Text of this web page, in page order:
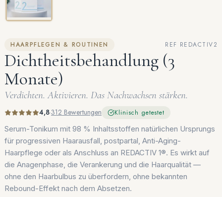
HAARPFLEGEN & ROUTINEN REF REDACTIV2
Dichtheitsbehandlung (3
Monate)
Verdichten. Aktivieren. Das Nachwachsen stärken.
4,8·312 Bewertungen Klinisch getestet
Serum-Tonikum mit 98 % Inhaltsstoffen natürlichen Ursprungs
für progressiven Haarausfall, postpartal, Anti-Aging-
Haarpflege oder als Anschluss an REDACTIV 1®. Es wirkt auf
die Anagenphase, die Verankerung und die Haarqualität —
ohne den Haarbulbus zu überfordern, ohne bekannten
Rebound-Effekt nach dem Absetzen.